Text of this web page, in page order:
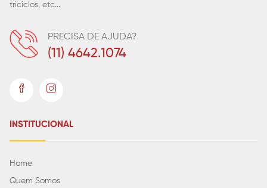
triciclos, etc...
PRECISA DE AJUDA?
(11) 4642.1074
INSTITUCIONAL
Home
Quem Somos